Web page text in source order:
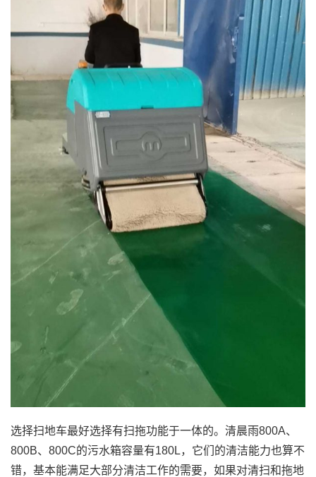
选择扫地车最好选择有扫拖功能于一体的。清晨雨800A、
800B、800C的污水箱容量有180L，它们的清洁能力也算不
错，基本能满足大部分清洁工作的需要，如果对清扫和拖地